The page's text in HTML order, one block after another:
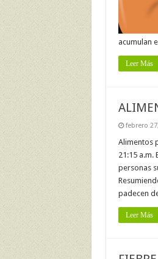
acumulan
Leer Más
febrero
Alimentos
21:15 a.m.
personas
padecen
Leer Más